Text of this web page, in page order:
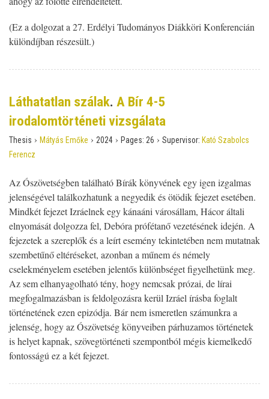
(Ez a dolgozat a 27. Erdélyi Tudományos Diákköri Konferencián
különdíjban részesült.)
Láthatatlan szálak. A Bír 4-5
irodalomtörténeti vizsgálata
Thesis › Mátyás Emőke › 2024 › Pages: 26 › Supervisor: Kató Szabolcs
Ferencz
Az Ószövetségben található Bírák könyvének egy igen izgalmas
jelenségével találkozhatunk a negyedik és ötödik fejezet esetében.
Mindkét fejezet Izráelnek egy kánaáni városállam, Hácor általi
elnyomását dolgozza fel, Debóra prófétanő vezetésének idején. A
fejezetek a szereplők és a leírt esemény tekintetében nem mutatnak
szembetűnő eltéréseket, azonban a műnem és némely
cselekményelem esetében jelentős különbséget figyelhetünk meg.
Az sem elhanyagolható tény, hogy nemcsak prózai, de lírai
megfogalmazásban is feldolgozásra kerül Izráel írásba foglalt
történetének ezen epizódja. Bár nem ismeretlen számunkra a
jelenség, hogy az Ószövetség könyveiben párhuzamos történetek
is helyet kapnak, szövegtörténeti szempontból mégis kiemelkedő
fontosságú ez a két fejezet.